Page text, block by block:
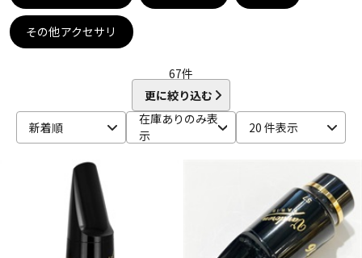
その他アクセサリ
67件
更に絞り込む
新着順
在庫ありのみ表
示
20 件表示